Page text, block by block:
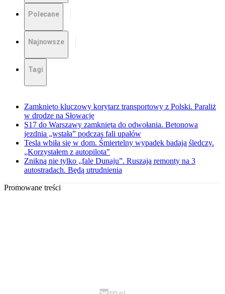
Polecane
Najnowsze
Tagi
Zamknięto kluczowy korytarz transportowy z Polski. Paraliż
w drodze na Słowację
S17 do Warszawy zamknięta do odwołania. Betonowa
jezdnia „wstała” podczas fali upałów
Tesla wbiła się w dom. Śmiertelny wypadek badają śledczy.
„Korzystałem z autopilota"
Znikną nie tylko „fale Dunaju”. Ruszają remonty na 3
autostradach. Będą utrudnienia
Promowane treści